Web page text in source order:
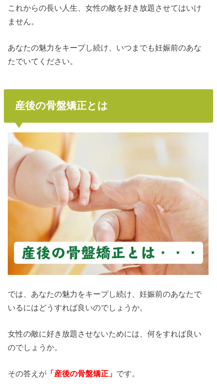
これからの長い人生、女性の敵を好き放題させてはいけ
ません。
あなたの魅力をキープし続け、いつまでも妊娠前のあな
たでいてください。
産後の骨盤矯正とは
では、あなたの魅力をキープし続け、妊娠前のあなたで
いるにはどうすれば良いのでしょうか。
女性の敵に好き放題させないためには、何をすれば良い
のでしょうか。
その答えが 「産後の骨盤矯正」 です。